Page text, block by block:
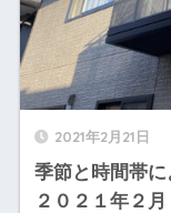
2021年2月21日
季節と時間帯に
２０２１年２